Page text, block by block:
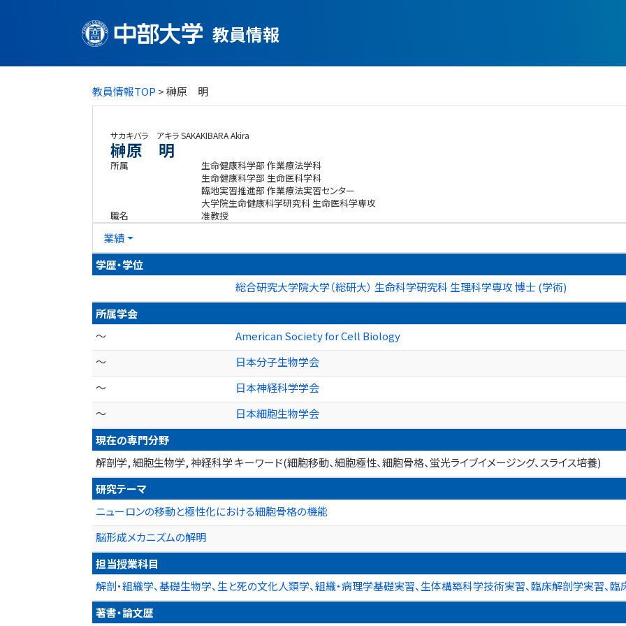
教員情報
教員情報TOP > 榊原 明
サカキバラ アキラSAKAKIBARA Akira
榊原 明
所属
生命健康科学部 作業療法学科
生命健康科学部 生命医科学科
臨地実習推進部 作業療法実習センター
大学院生命健康科学研究科 生命医科学専攻
職名
准教授
業績
学歴・学位
総合研究大学院大学（総研大） 生命科学研究科 生理科学専攻 博士 (学術)
所属学会
～
American Society for Cell Biology
～
日本分子生物学会
～
日本神経科学学会
～
日本細胞生物学会
現在の専門分野
解剖学, 細胞生物学, 神経科学 キーワード(細胞移動、細胞極性、細胞骨格、蛍光ライブイメージング、スライス培養)
研究テーマ
ニューロンの移動と極性化における細胞骨格の機能
脳形成メカニズムの解明
担当授業科目
解剖・組織学、基礎生物学、生と死の文化人類学、組織・病理学基礎実習、生体構築科学技術実習、臨床解剖学実習、
著書・論文歴